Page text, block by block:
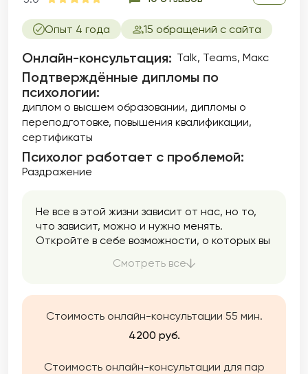
и здоровья являются важной частью моей
практики, и я стремлюсь создать
безопасное пространство для обсуждения
даже самых тонких вопросов. Помогаю
улучшить качество своей интимной жизни и
расширить свои сексуальные горизонты.
Опыт 4 года 15 обращений с сайта
Онлайн-консультация: Talk, Teams, Макс
Подтверждённые дипломы по
психологии:
диплом о высшем образовании дипломы о
переподготовке повышения квалификации
сертификаты
Психолог работает с проблемой:
Раздражение
Не все в этой жизни зависит от нас, но то,
что зависит, можно и нужно менять.
Откройте в себе возможности, о которых вы
Смотреть все
Стоимость онлайн-консультации 55 мин.
4200 руб.
Стоимость онлайн-консультации для пар